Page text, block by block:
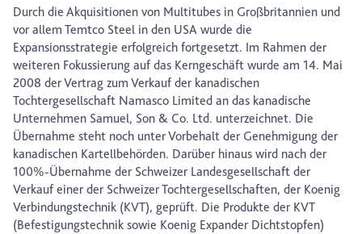
Durch die Akquisitionen von Multitubes in Großbritannien und
vor allem Temtco Steel in den USA wurde die
Expansionsstrategie erfolgreich fortgesetzt. Im Rahmen der
weiteren Fokussierung auf das Kerngeschäft wurde am 14. Mai
2008 der Vertrag zum Verkauf der kanadischen
Tochtergesellschaft Namasco Limited an das kanadische
Unternehmen Samuel, Son & Co. Ltd. unterzeichnet. Die
Übernahme steht noch unter Vorbehalt der Genehmigung der
kanadischen Kartellbehörden. Darüber hinaus wird nach der
100%-Übernahme der Schweizer Landesgesellschaft der
Verkauf einer der Schweizer Tochtergesellschaften, der Koenig
Verbindungstechnik (KVT), geprüft. Die Produkte der KVT
(Befestigungstechnik sowie Koenig Expander Dichtstopfen)